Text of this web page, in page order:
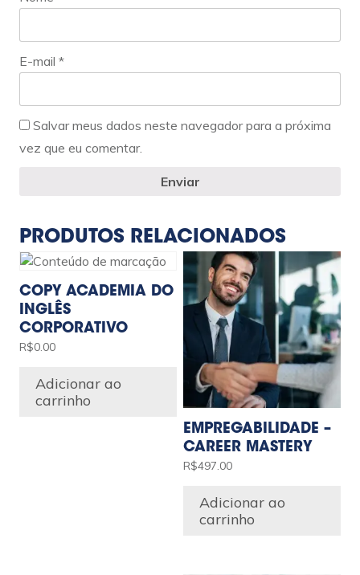
E-mail*
Salvar meus dados neste navegador para a próxima
vez que eu comentar.
Enviar
PRODUTOS RELACIONADOS
COPY ACADEMIA DO
INGLÊS
CORPORATIVO
R$0.00
Adicionar ao
carrinho
EMPREGABILIDADE –
CAREER MASTERY
R$497.00
Adicionar ao
carrinho